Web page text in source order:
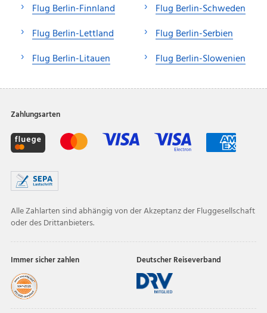
Flug Berlin-Finnland
Flug Berlin-Lettland
Flug Berlin-Litauen
Flug Berlin-Schweden
Flug Berlin-Serbien
Flug Berlin-Slowenien